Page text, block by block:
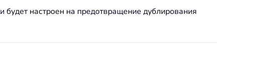
настроен на предотвращение дублирования